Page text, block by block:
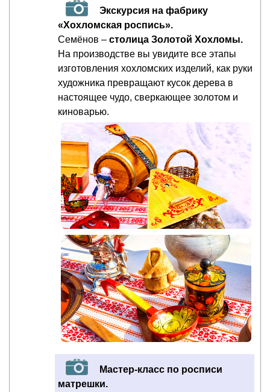
Экскурсия на фабрику
«Хохломская роспись».
Семёнов – столица Золотой Хохломы.
На производстве вы увидите все этапы
изготовления хохломских изделий, как руки
художника превращают кусок дерева в
настоящее чудо, сверкающее золотом и
киноварью.
Мастер-класс по росписи
матрешки.